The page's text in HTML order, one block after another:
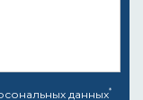
данных*